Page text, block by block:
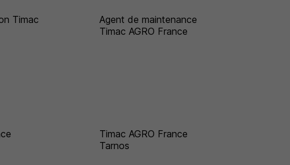
Timac
Agent de maintenance
Timac AGRO France
Timac AGRO France
Tarnos